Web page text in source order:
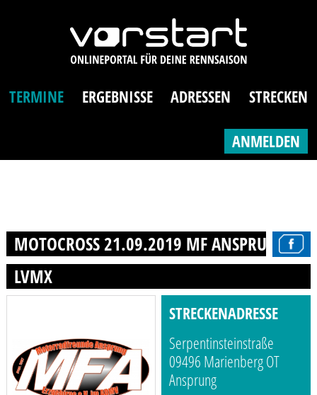
TERMINE ERGEBNISSE ADRESSEN STRECKEN
ANMELDEN
MOTOCROSS 21.09.2019 MF ANSPRUNG
LVMX
STRECKENADRESSE
Serpentinsteinstraße
09496 Marienberg OT
Ansprung